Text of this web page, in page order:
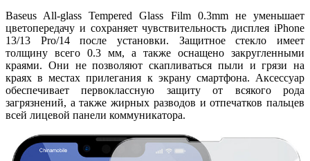
Baseus All-glass Tempered Glass Film 0.3mm не уменьшает
цветопередачу и сохраняет чувствительность дисплея iPhone
13/13 Pro/14 после установки. Защитное стекло имеет
толщину всего 0.3 мм, а также оснащено закругленными
краями. Они не позволяют скапливаться пыли и грязи на
краях в местах прилегания к экрану смартфона. Аксессуар
обеспечивает первоклассную защиту от всякого рода
загрязнений, а также жирных разводов и отпечатков пальцев
всей лицевой панели коммуникатора.